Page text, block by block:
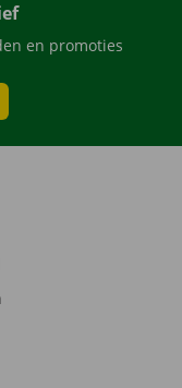
en promoties